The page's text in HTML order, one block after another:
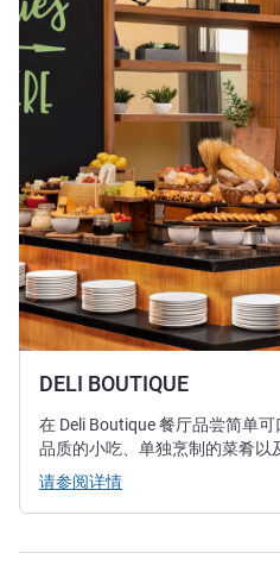
DELI BOUTIQUE
在 Deli Boutique 餐厅品尝简单
品质的小吃、单独烹制的菜肴以
请参阅详情